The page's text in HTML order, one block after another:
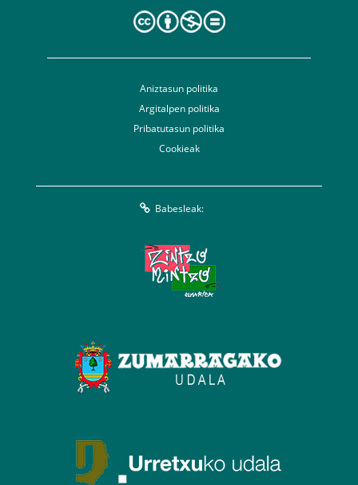
Aniztasun politika
Argitalpen politika
Pribatutasun politika
Cookieak
Babesleak: